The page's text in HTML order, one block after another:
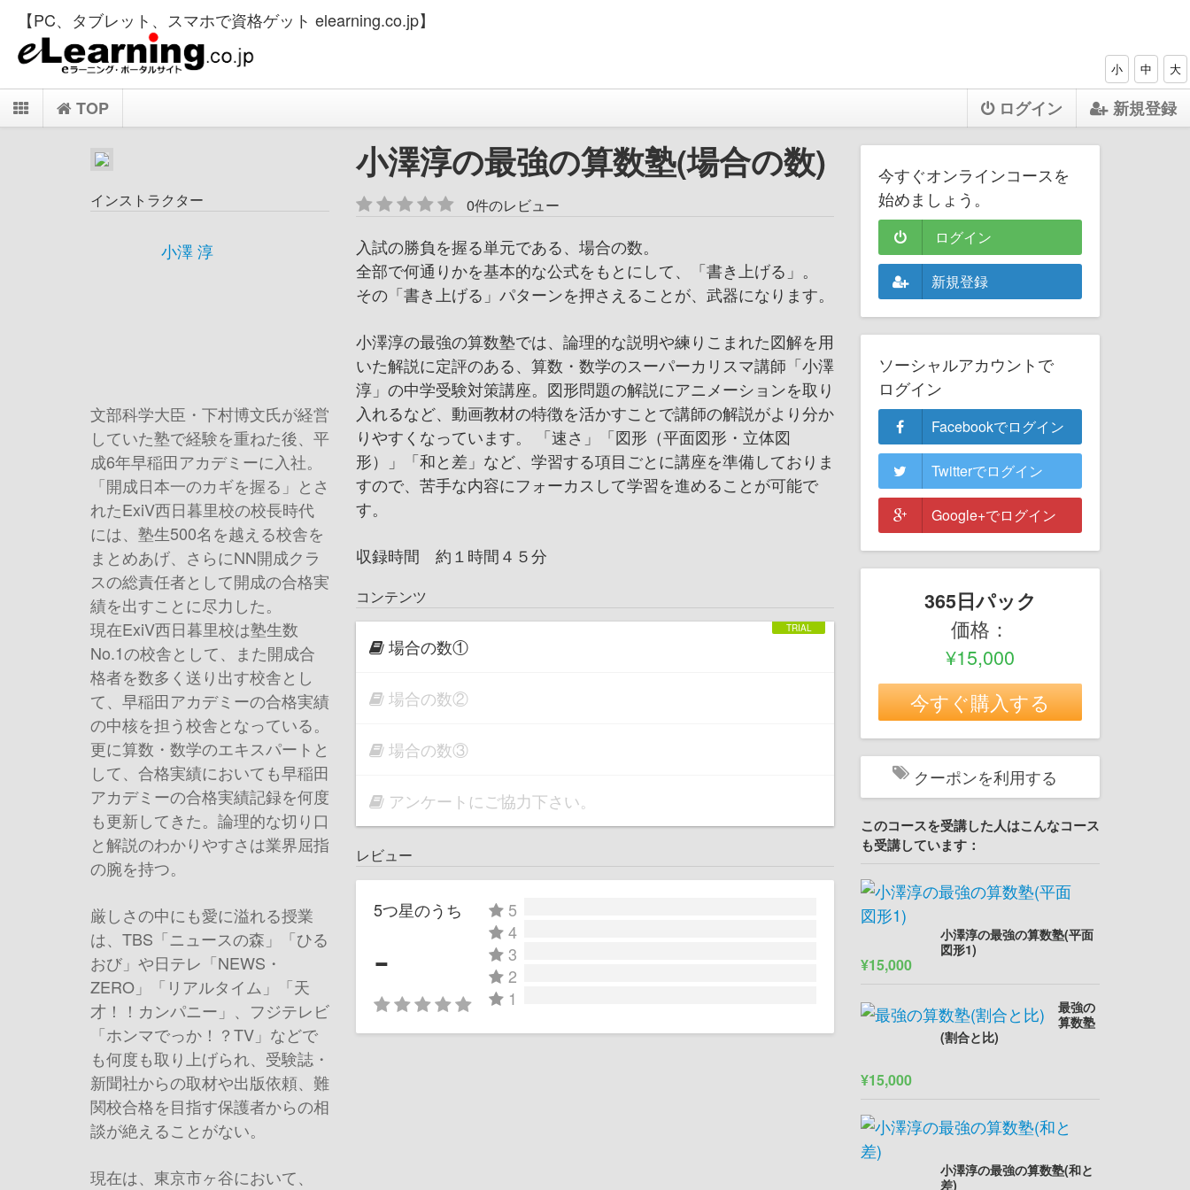
【PC、タブレット、スマホで資格ゲット elearning.co.jp】
小 中 大
TOP ログイン 新規登録
インストラクター
小澤 淳
文部科学大臣・下村博文氏が経営
していた塾で経験を重ねた後、平
成6年早稲田アカデミーに入社。
「開成日本一のカギを握る」とさ
れたExiV西日暮里校の校長時代
には、塾生500名を越える校舎を
まとめあげ、さらにNN開成クラ
スの総責任者として開成の合格実
績を出すことに尽力した。
現在ExiV西日暮里校は塾生数
No.1の校舎として、また開成合
格者を数多く送り出す校舎とし
て、早稲田アカデミーの合格実績
の中核を担う校舎となっている。
更に算数・数学のエキスパートと
して、合格実績においても早稲田
アカデミーの合格実績記録を何度
も更新してきた。論理的な切り口
と解説のわかりやすさは業界屈指
の腕を持つ。
厳しさの中にも愛に溢れる授業
は、TBS「ニュースの森」「ひる
おび」や日テレ「NEWS・
ZERO」「リアルタイム」「天
才！！カンパニー」、フジテレビ
「ホンマでっか！？TV」などで
も何度も取り上げられ、受験誌・
新聞社からの取材や出版依頼、難
関校合格を目指す保護者からの相
談が絶えることがない。
現在は、東京市ヶ谷において、
小澤淳の最強の算数塾(場合の数)
0件のレビュー
入試の勝負を握る単元である、場合の数。
全部で何通りかを基本的な公式をもとにして、「書き上げる」。
その「書き上げる」パターンを押さえることが、武器になります。
小澤淳の最強の算数塾では、論理的な説明や練りこまれた図解を用
いた解説に定評のある、算数・数学のスーパーカリスマ講師「小澤
淳」の中学受験対策講座。図形問題の解説にアニメーションを取り
入れるなど、動画教材の特徴を活かすことで講師の解説がより分か
りやすくなっています。 「速さ」「図形（平面図形・立体図
形）」「和と差」など、学習する項目ごとに講座を準備しておりま
すので、苦手な内容にフォーカスして学習を進めることが可能で
す。
収録時間 約１時間４５分
コンテンツ
場合の数①
場合の数②
場合の数③
アンケートにご協力下さい。
レビュー
5つ星のうち
-
5
4
3
2
1
今すぐオンラインコースを
始めましょう。
ログイン
新規登録
ソーシャルアカウントで
ログイン
Facebookでログイン
Twitterでログイン
Google+でログイン
365日パック
価格：
¥15,000
今すぐ購入する
クーポンを利用する
このコースを受講した人はこんなコース
も受講しています：
小澤淳の最強の算数塾(平面
図形1)
¥15,000
最強の
算数塾
(割合と比)
¥15,000
小澤淳の最強の算数塾(和と
差)